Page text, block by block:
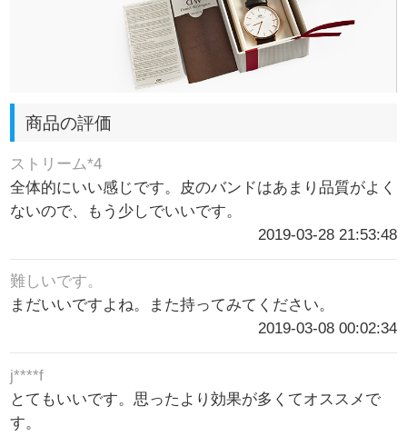
商品の評価
ストリーム*4
全体的にいい感じです。皮のバンドはあまり品質がよく
ないので、もう少しでいいです。
2019-03-28 21:53:48
難しいです。
まだいいですよね。また持ってみてください。
2019-03-08 00:02:34
j****f
とてもいいです。思ったより効果が多くてオススメで
す。